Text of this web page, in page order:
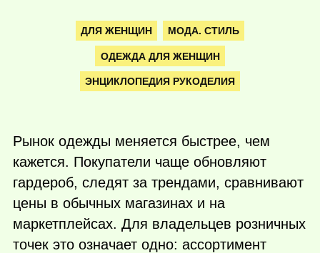
ДЛЯ ЖЕНЩИН МОДА. СТИЛЬ
ОДЕЖДА ДЛЯ ЖЕНЩИН
ЭНЦИКЛОПЕДИЯ РУКОДЕЛИЯ
Рынок одежды меняется быстрее, чем
кажется. Покупатели чаще обновляют
гардероб, следят за трендами, сравнивают
цены в обычных магазинах и на
маркетплейсах. Для владельцев розничных
точек это означает одно: ассортимент